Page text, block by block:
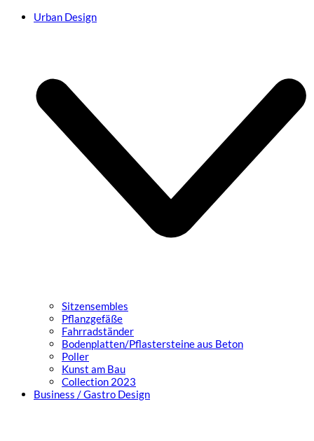
Urban Design
Sitzensembles
Pflanzgefäße
Fahrradständer
Bodenplatten/Pflastersteine aus Beton
Poller
Kunst am Bau
Collection 2023
Business / Gastro Design